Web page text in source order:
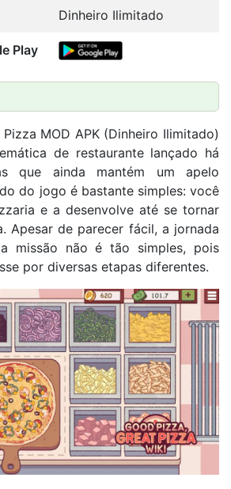
Dinheiro Ilimitado
Play
MOD APK (Dinheiro Ilimitado)
de restaurante lançado há
que ainda mantém um apelo
do jogo é bastante simples: você
e a desenvolve até se tornar
Apesar de parecer fácil, a jornada
missão não é tão simples, pois
por diversas etapas diferentes.